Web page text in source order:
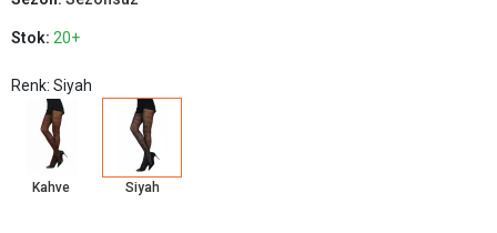
Stok: 20+
Renk: Siyah
Kahve Siyah